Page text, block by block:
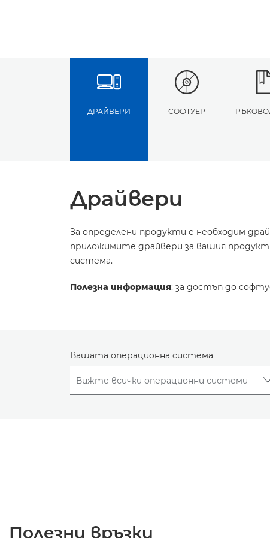
ДРАЙВЕРИ СОФТУЕР
Драйвери
За определени продукти е необходим
приложимите драйвери за вашия продукт
система.
Полезна информация: за достъп до
Вашата операционна система
Полезни връзки